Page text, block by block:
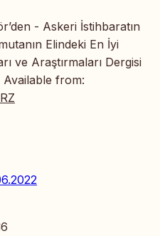
- Askeri İstihbaratın
Elindeki En İyi
ve Araştırmaları Dergisi
Available from: